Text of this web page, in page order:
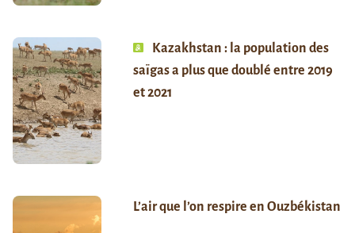
Kazakhstan : la population des
saïgas a plus que doublé entre 2019
et 2021
L’air que l’on respire en Ouzbékistan